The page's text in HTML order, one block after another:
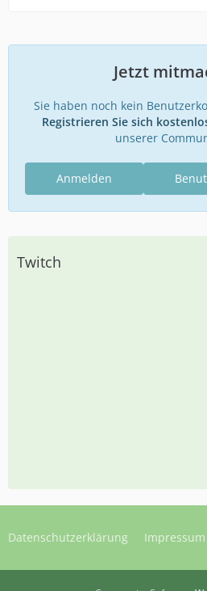
Jetzt
Sie haben noch kein
Registrieren Sie sich
unserer
Anmelden
Twitch
Datenschutzerklärung Impressum